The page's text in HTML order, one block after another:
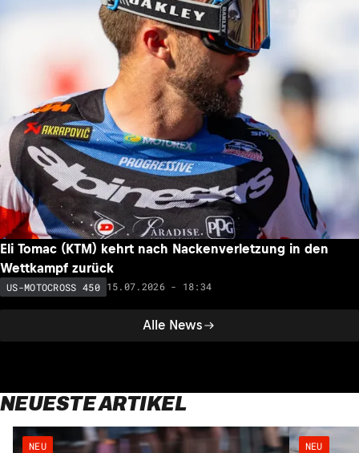
Alle News
Eli Tomac (KTM) kehrt nach Nackenverletzung in den
Wettkampf zurück
US-MOTOCROSS 450 15.07.2026 - 18:34
NEUESTE ARTIKEL
NEU NEU